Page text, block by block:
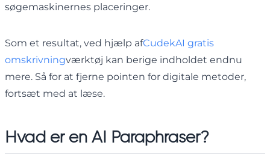
søgemaskinernes placeringer.
Som et resultat, ved hjælp afCudekAI gratis
omskrivningværktøj kan berige indholdet endnu
mere. Så for at fjerne pointen for digitale metoder,
fortsæt med at læse.
Hvad er en AI Paraphraser?